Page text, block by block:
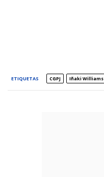
ETIQUETAS CGPJ Iñaki Williams